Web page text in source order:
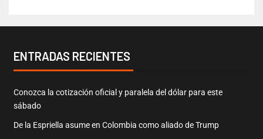
ENTRADAS RECIENTES
Conozca la cotización oficial y paralela del dólar para este
sábado
De la Espriella asume en Colombia como aliado de Trump